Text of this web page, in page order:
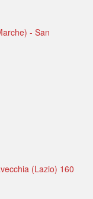
- San
(Lazio) 160